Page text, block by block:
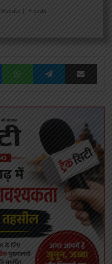
Website | + posts
MessengerWhatsAppTelegram Share via Email